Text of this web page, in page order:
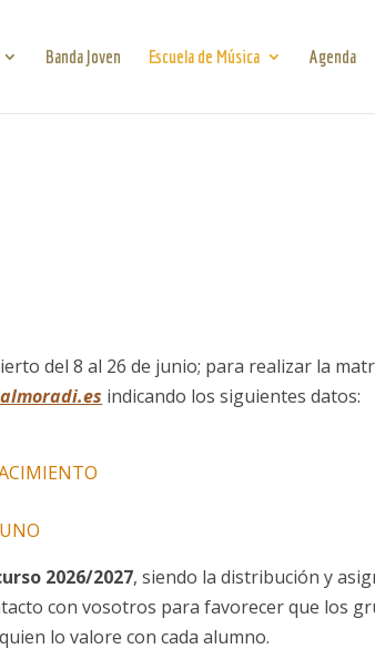
Banda Joven Escuela de Música Agenda
del 8 al 26 de junio; para realizar la
indicando los siguientes datos:
2026/2027, siendo la distribución y
con vosotros para favorecer que los
lo valore con cada alumno.